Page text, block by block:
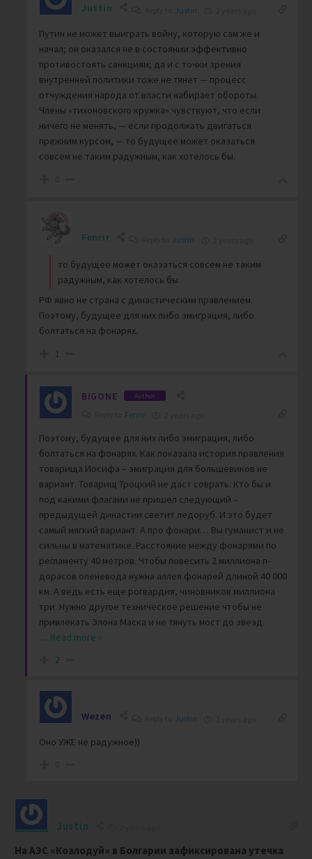
Justin Justin
Путин не может выиграть войну, которую сам же и
начал; он оказался не в состоянии эффективно
противостоять санкциям; да и с точки зрения
внутренней политики тоже не тянет — процесс
отчуждения народа от власти набирает обороты.
Члены «тихоновского кружка» чувствуют, что если
ничего не менять, — если продолжать двигаться
прежним курсом, — то будущее может оказаться
совсем не таким радужным, как хотелось бы.
Fenrir Justin
то будущее может оказаться совсем не таким
радужным, как хотелось бы
РФ явно не страна с династическим правлением.
Поэтому, будущее для них либо эмиграция, либо
болтаться на фонарях.
1
BIGONE Author
Fenrir
Поэтому, будущее для них либо эмиграция, либо
болтаться на фонарях. Как показала история правления
товарища Иосифа – эмиграция для большевиков не
вариант. Товарищ Троцкий не даст соврать. Кто бы и
под какими флагами не пришел следующий –
предыдущей династии светит ледоруб. И это будет
самый мягкий вариант. А про фонари… Вы гуманист и не
сильны в математике. Расстояние между фонарями по
регламенту 40 метров. Чтобы повесить 2 миллиона п-
дорасов оленевода нужна аллея фонарей длиной 40 000
км. А ведь есть еще рогвардия, чиновников миллиона
три. Нужно другое техническое решение чтобы не
привлекать Элона Маска и не тянуть мост до звезд.
… Read more »
2
Wezen Justin
Оно УЖЕ не радужное))
Justin
На АЭС «Козлодуй» в Болгарии зафиксирована утечка